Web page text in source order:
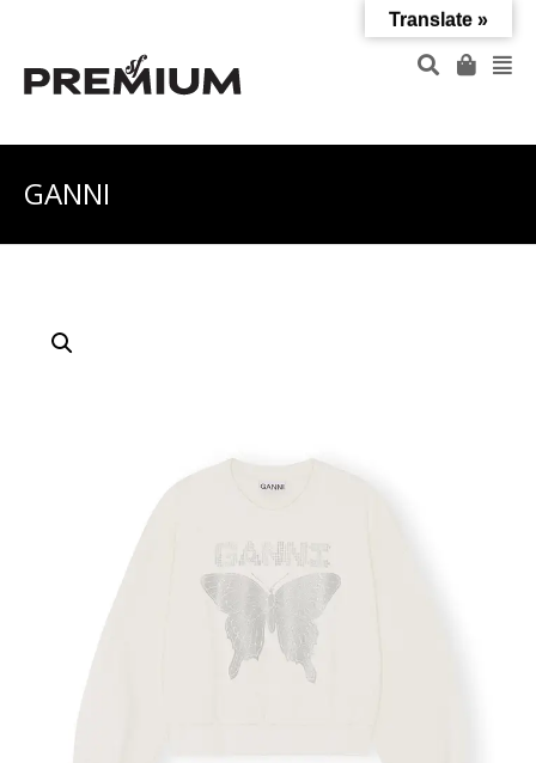
GANNI
Translate »